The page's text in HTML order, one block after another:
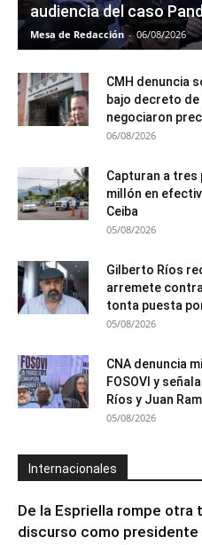
audiencia del caso
Mesa de Redacción - 06/08/2026
CMH denuncia
bajo decreto de
negociaron
06/08/2026
Capturan a tres
millón en
Ceiba
05/08/2026
Gilberto Ríos
arremete
tonta puesta
05/08/2026
CNA denuncia
FOSOVI y
Ríos y Juan
05/08/2026
Internacionales
De la Espriella rompe otra
discurso como